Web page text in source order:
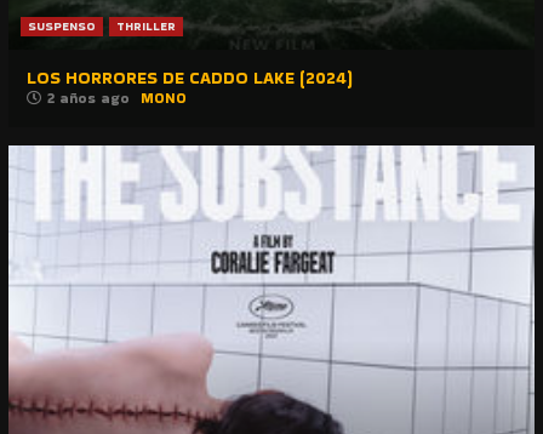
SUSPENSO THRILLER
LOS HORRORES DE CADDO LAKE (2024)
2 años ago MONO